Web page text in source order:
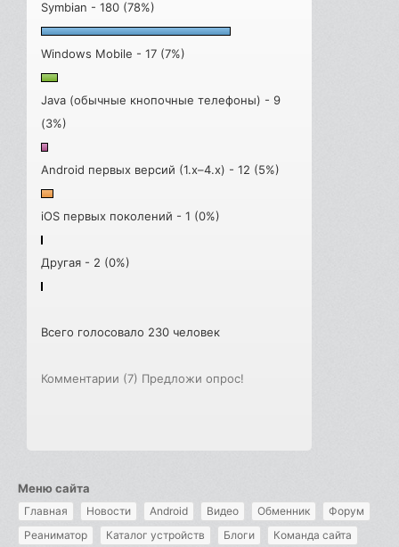
Symbian - 180 (78%)
Windows Mobile - 17 (7%)
Java (обычные кнопочные телефоны) - 9
(3%)
Android первых версий (1.x–4.x) - 12 (5%)
iOS первых поколений - 1 (0%)
Другая - 2 (0%)
Всего голосовало 230 человек
Комментарии (7) Предложи опрос!
Меню сайта
Главная Новости Android Видео Обменник
Форум
Реаниматор
Каталог устройств Блоги Команда сайта